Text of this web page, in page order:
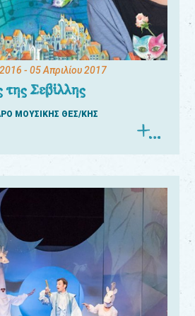
- 05 Απριλίου 2017
Σεβίλλης
ΜΟΥΣΙΚΗΣ ΘΕΣ/ΚΗΣ